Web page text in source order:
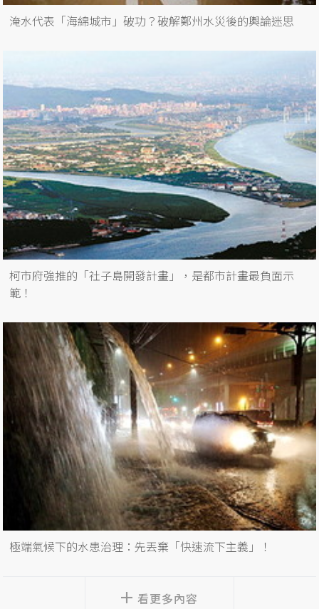
淹水代表「海綿城市」破功？破解鄭州水災後的輿論迷思
柯市府強推的「社子島開發計畫」，是都市計畫最負面示
範！
極端氣候下的水患治理：先丟棄「快速流下主義」！
看更多內容